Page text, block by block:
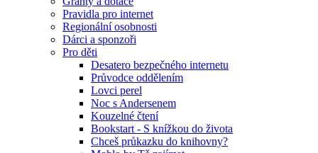
Pravidla pro internet
Regionální osobnosti
Dárci a sponzoři
Pro děti
Desatero bezpečného internetu
Průvodce oddělením
Lovci perel
Noc s Andersenem
Kouzelné čtení
Bookstart - S knížkou do života
Chceš průkazku do knihovny?